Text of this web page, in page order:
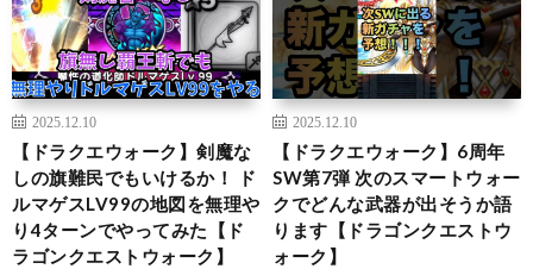
2025.12.10
【ドラクエウォーク】剣魔な
しの旗難民でもいけるか！ ド
ルマゲスLV99の地図を無理や
り4ターンでやってみた【ド
ラゴンクエストウォーク】
2025.12.10
【ドラクエウォーク】6周年
SW第7弾 次のスマートウォー
クでどんな武器が出そうか語
ります【ドラゴンクエストウ
ォーク】